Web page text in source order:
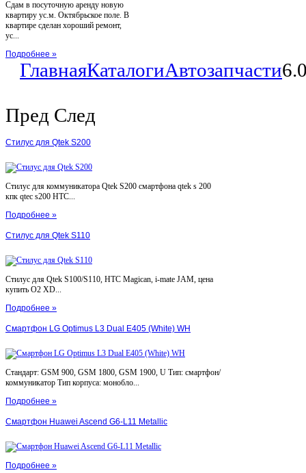
Сдам в посуточную аренду новую
квартиру ус.м. Октябрьское поле. В
квартире сделан хороший ремонт,
ус...
Подробнее »
ГлавнаяКаталогиАвтозапчасти
Пред След
Стилус для Qtek S200
Стилус для коммуникатора Qtek S200 смартфона qtek s 200
кпк qtec s200 HTC...
Подробнее »
Стилус для Qtek S110
Стилус для Qtek S100/S110, HTC Magican, i-mate JAM, цена
купить O2 XD...
Подробнее »
Смартфон LG Optimus L3 Dual E405 (White) WH
Стандарт: GSM 900, GSM 1800, GSM 1900, U Тип: смартфон/
коммуникатор Тип корпуса: монобло...
Подробнее »
Смартфон Huawei Ascend G6-L11 Metallic
Подробнее »